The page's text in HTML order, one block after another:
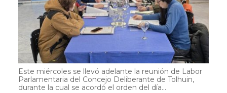
Este miércoles se llevó adelante la reunión de Labor
Parlamentaria del Concejo Deliberante de Tolhuin,
durante la cual se acordó el orden del día...